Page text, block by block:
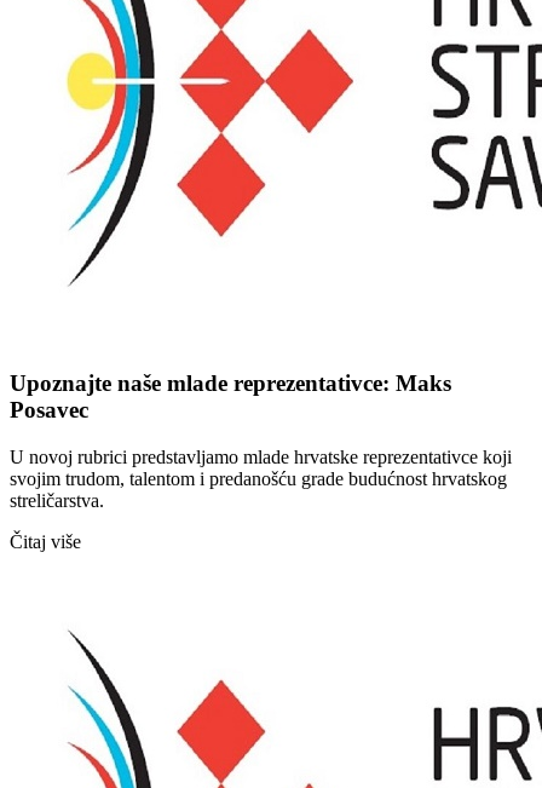
Upoznajte naše mlade reprezentativce: Maks
Posavec
U novoj rubrici predstavljamo mlade hrvatske reprezentativce koji
svojim trudom, talentom i predanošću grade budućnost hrvatskog
streličarstva.
Čitaj više